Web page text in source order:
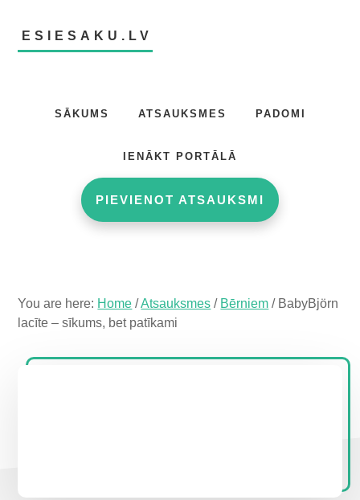
main
primary
footerESIESAKU.LV
SĀKUMS ATSAUKSMES PADOMI
IENĀKT PORTĀLĀ
PIEVIENOT ATSAUKSMI
You are here: Home /Atsauksmes / Bērniem /BabyBjörn
lacīte – sīkums, bet patīkami